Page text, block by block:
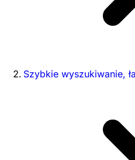
Szybkie wyszukiwanie,